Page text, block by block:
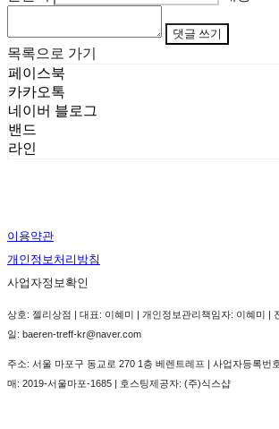
댓글 쓰기
목록으로 가기
페이스북
카카오톡
네이버 블로그
밴드
라인
이용약관
개인정보처리방침
사업자정보확인
상호: 젤리상점 | 대표: 이혜미 | 개인정보관리책임자: 이혜미 |
일: baeren-treff-kr@naver.com
주소: 서울 마포구 동교로 270 1층 베렌트레프 | 사업자등록번
매: 2019-서울마포-1685 | 호스팅제공자: (주)식스샵